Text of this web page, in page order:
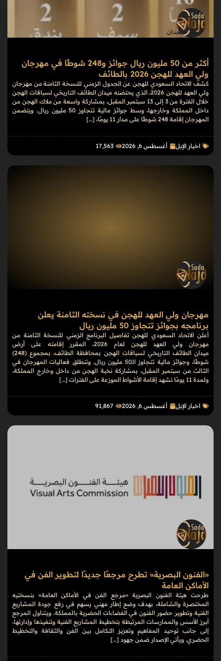
أكثر من 50 مليون ريال جوائز و248 شوطًا في مهرجان
ولي العهد للهجن 2026 بالطائف
كشف الاتحاد السعودي للهجن عن الجدول الزمني للنسخة الثامنة من مهرجان
ولي العهد للهجن 2026، الذي يحتضنه ميدان الطائف التاريخي لسباقات الهجن
خلال الفترة من 3 إلى 13 سبتمبر المقبل، بمشاركة واسعة من ملاك الهجن من
داخل المملكة وخارجها، وسط جوائز مالية تتجاوز 50 مليون ريال. ويتضمن
المهرجان إقامة 248 شوطًا على مدار 11 يومًا، […]
اخبار الإبل أغسطس 6, 2026 17٬563
مهرجان ولي العهد للهجن في نسخته الثامنة يعلن
برنامجه بجوائز تتجاوز 50 مليون ريال
أعلن الاتحاد السعودي للهجن تفاصيل البرنامج الزمني للنسخة الثامنة من
مهرجان ولي العهد للهجن لعام 2026، المقرر إقامته على أرض
ميدان الطائف التاريخي لسباقات الهجن بمحافظة الطائف، بمجموع (248)
شوطًا، وجوائز مالية تتجاوز الـ50 مليون ريال. وتنطلق فعاليات المهرجان في
الثالث من سبتمبر المقبل، بمشاركة نخبة الهجن من داخل وخارج المملكة،
ولمدة 11 يومًا تشهد إقامة الأشواط الموزعة على الفترات […]
اخبار الإبل أغسطس 6, 2026 91٬867
«الفنون البصرية» تطرح مرجعًا جديدًا لتطوير الفن في
الأماكن العامة
طرحت هيئة الفنون البصرية «مرجع الفن في الأماكن العامة» بنسختيه
المختصرة والشاملة، بهدف وضع إطار مهني يسهم في رفع جودة المشاريع
الفنية وتطوير حضور الفنون في الفضاءات الحضرية بالمملكة. ويتناول المرجع
أبرز الأسس والممارسات المرتبطة بتخطيط المشاريع الفنية وتنفيذها وإدارتها،
إلى جانب توحيد المفاهيم وتعزيز التكامل بين الفن والثقافة والتخطيط
الحضري. ويأتي الإصدار ضمن جهود […]